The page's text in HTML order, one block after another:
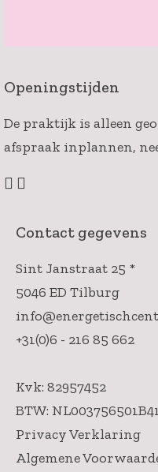
Openingstijden
De praktijk is alleen
afspraak inplannen,
Contact gegevens
Sint Janstraat 25 *
5046 ED Tilburg
+31(0)6 - 216 85 662
Kvk: 82957452
BTW:
Privacy Verklaring
Algemene